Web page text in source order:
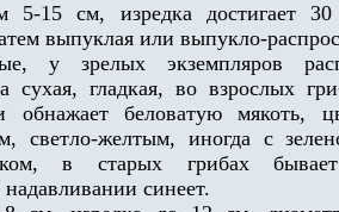
5-15 см, изредка достигает
выпуклая или выпукло-
у зрелых экземпляров
сухая, гладкая, во взрослых
обнажает беловатую мякоть,
светло-желтым, иногда с
в старых грибах бывает
синеет.